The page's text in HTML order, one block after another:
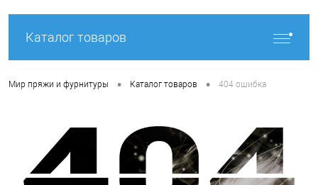
Каталог товаров
Мир пряжи и фурнитуры • Каталог товаров • 404 ошибка